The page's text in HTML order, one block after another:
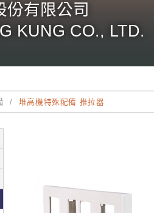
份有限公司
KUNG CO., LTD.
堆高機特殊配備 推拉器